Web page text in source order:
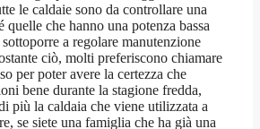
le caldaie sono da controllare una
quelle che hanno una potenza bassa
a regolare manutenzione
ciò, molti preferiscono chiamare
per poter avere la certezza che
bene durante la stagione fredda,
più la caldaia che viene utilizzata a
se siete una famiglia che ha già una